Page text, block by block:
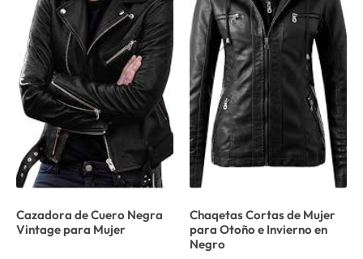
Cazadora de Cuero Negra
Vintage para Mujer
Chaqetas Cortas de Mujer
para Otoño e Invierno en
Negro